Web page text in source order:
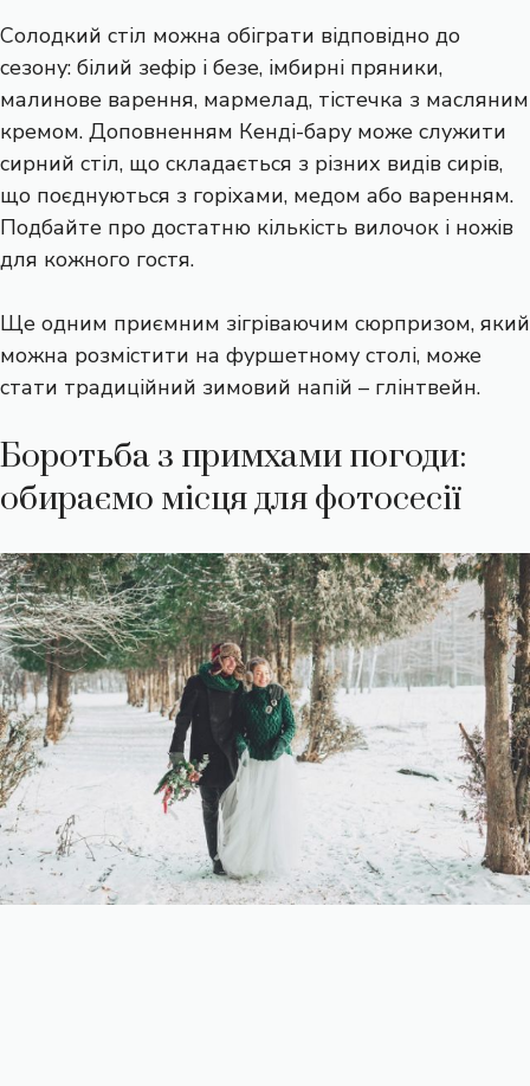
Солодкий стіл можна обіграти відповідно до
сезону: білий зефір і безе, імбирні пряники,
малинове варення, мармелад, тістечка з масляним
кремом. Доповненням Кенді-бару може служити
сирний стіл, що складається з різних видів сирів,
що поєднуються з горіхами, медом або варенням.
Подбайте про достатню кількість вилочок і ножів
для кожного гостя.
Ще одним приємним зігріваючим сюрпризом, який
можна розмістити на фуршетному столі, може
стати традиційний зимовий напій – глінтвейн.
Боротьба з примхами погоди:
обираємо місця для фотосесії